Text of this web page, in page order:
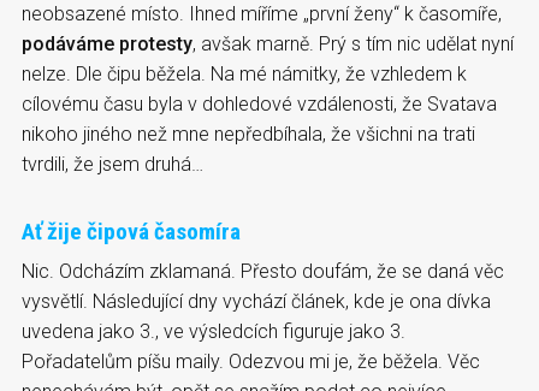
neobsazené místo. Ihned míříme „první ženy“ k časomíře,
podáváme protesty, avšak marně. Prý s tím nic udělat nyní
nelze. Dle čipu běžela. Na mé námitky, že vzhledem k
cílovému času byla v dohledové vzdálenosti, že Svatava
nikoho jiného než mne nepředbíhala, že všichni na trati
tvrdili, že jsem druhá…
Ať žije čipová časomíra
Nic. Odcházím zklamaná. Přesto doufám, že se daná věc
vysvětlí. Následující dny vychází článek, kde je ona dívka
uvedena jako 3., ve výsledcích figuruje jako 3.
Pořadatelům píšu maily. Odezvou mi je, že běžela. Věc